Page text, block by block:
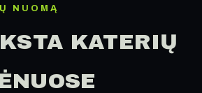
NUOMĄ
KATERIŲ